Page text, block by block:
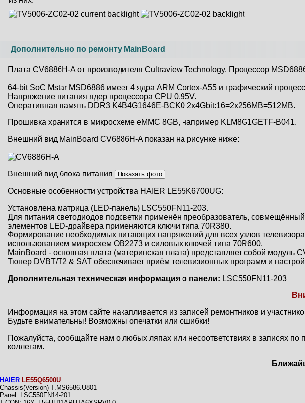
Дополнительно по ремонту MainBoard
Плата CV6886H-A от производителя Cultraview Technology. Процессор
64-bit SoC Mstar MSD6886 имеет 4 ядра ARM Cortex-A55 и графический
Напряжение питания ядер процессора CPU 0.95V.
Оперативная память DDR3 K4B4G1646E-BCK0 2x4Gbit:16=2x256MB=512MB.
Прошивка хранится в микросхеме eMMC 8GB, например KLM8G1GETF-B041.
Внешний вид MainBoard CV6886H-A показан на рисунке ниже:
Внешний вид блока питания
Основные особенности устройства HAIER LE55K6700UG:
Установлена матрица (LED-панель) LSC550FN11-203.
Для питания светодиодов подсветки применён преобразователь,
элементов LED-драйвера применяются ключи типа 70R380.
Формирование необходимых питающих напряжений для всех узлов
использованием микросхем OB2273 и силовых ключей типа 70R600.
MainBoard - основная плата (материнская плата) представляет собой
Тюнер DVBT/T2 & SAT обеспечивает приём телевизионных программ и
Дополнительная техническая информация о панели: LSC550FN11-203
Информация на этом сайте накапливается из записей ремонтников и
Будьте внимательны! Возможны опечатки или ошибки!
Пожалуйста, сообщайте нам о любых ляпах или несоответствиях в записях
коллегам.
HAIER LE55Q6500U
Chassis(Version) T.MS6586.U801
Panel: LSC550FN14-201